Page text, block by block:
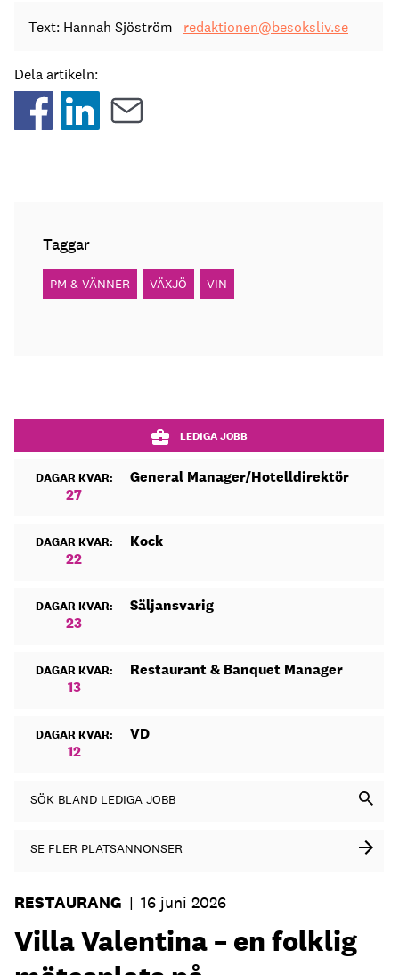
Text: Hannah Sjöström redaktionen@besoksliv.se
Dela artikeln:
Taggar
PM & VÄNNER VÄXJÖ VIN
LEDIGA JOBB
DAGAR KVAR:
27
General Manager/Hotelldirektör
DAGAR KVAR:
22
Kock
DAGAR KVAR:
23
Säljansvarig
DAGAR KVAR:
13
Restaurant & Banquet Manager
DAGAR KVAR:
12
VD
SÖK BLAND LEDIGA JOBB
SE FLER PLATSANNONSER
RESTAURANG | 16 juni 2026
Villa Valentina – en folklig